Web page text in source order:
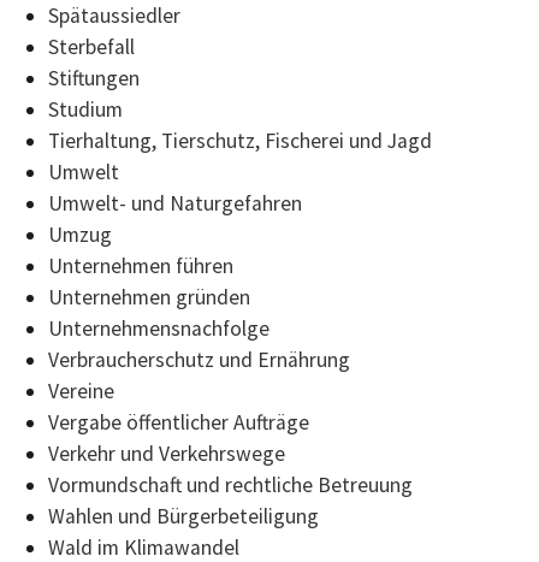
Spätaussiedler
Sterbefall
Stiftungen
Studium
Tierhaltung, Tierschutz, Fischerei und Jagd
Umwelt
Umwelt- und Naturgefahren
Umzug
Unternehmen führen
Unternehmen gründen
Unternehmensnachfolge
Verbraucherschutz und Ernährung
Vereine
Vergabe öffentlicher Aufträge
Verkehr und Verkehrswege
Vormundschaft und rechtliche Betreuung
Wahlen und Bürgerbeteiligung
Wald im Klimawandel